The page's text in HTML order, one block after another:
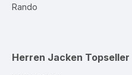
Rando
Herren Jacken Topseller